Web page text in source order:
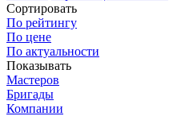
Сортировать
По рейтингу
По цене
По актуальности
Показывать
Мастеров
Бригады
Компании